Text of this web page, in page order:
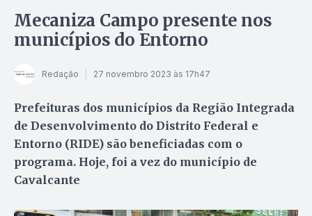
Mecaniza Campo presente nos
municípios do Entorno
Redação 27 novembro 2023 às 17h47
Prefeituras dos municípios da Região Integrada
de Desenvolvimento do Distrito Federal e
Entorno (RIDE) são beneficiadas com o
programa. Hoje, foi a vez do município de
Cavalcante